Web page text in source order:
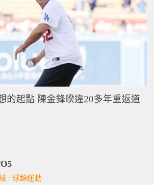
的起點 陳金鋒睽違20多年重返道
/ 球類運動